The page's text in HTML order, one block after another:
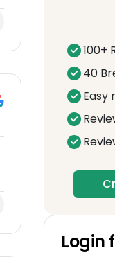
100+
40
Easy
Login